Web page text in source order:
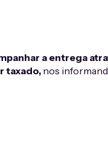
a entrega
taxado,nos